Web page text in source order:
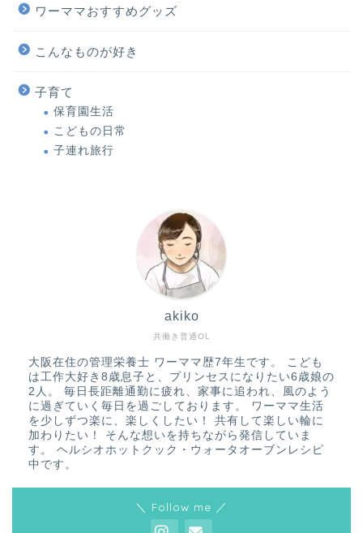
ワーママおすすめグッズ
こんなものが好き
子育て
保育園生活
こどもの日常
子連れ旅行
共働き普通OL
akiko
大阪在住の管理栄養士 ワーママ歴7年生です。 こども
は工作大好き8歳息子と、プリンセスになりたい6歳娘の
2人。 毎日長距離通勤に疲れ、家事に追われ、風のよう
に過ぎていく毎日を過ごしております。 ワーママ生活
を少しずつ楽に、楽しくしたい！ 共有して楽しい輪に
加わりたい！ そんな想いを持ちながら発信していま
す。 ヘルシオホットクック・ウォータオーブンレシピ
中です。
＼ Follow me ／